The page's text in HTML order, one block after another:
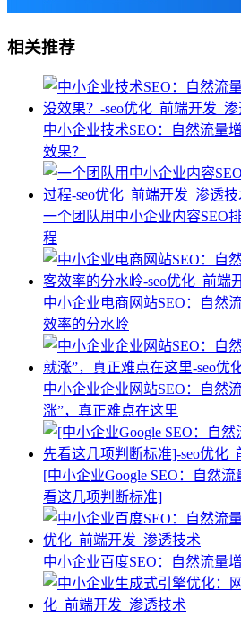
相关推荐
中小企业技术SEO：自然流量
效果？
一个团队用中小企业内容SEO
程
中小企业电商网站SEO：自然
效率的分水岭
中小企业企业网站SEO：自然
涨”，真正难点在这里
[中小企业Google SEO：自然
看这几项判断标准]
中小企业百度SEO：自然流量